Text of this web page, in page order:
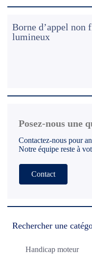
Borne d’appel non
lumineux
Posez-nous une
Contactez-nous pour
Notre équipe reste à
Contact
Rechercher une
Handicap moteur